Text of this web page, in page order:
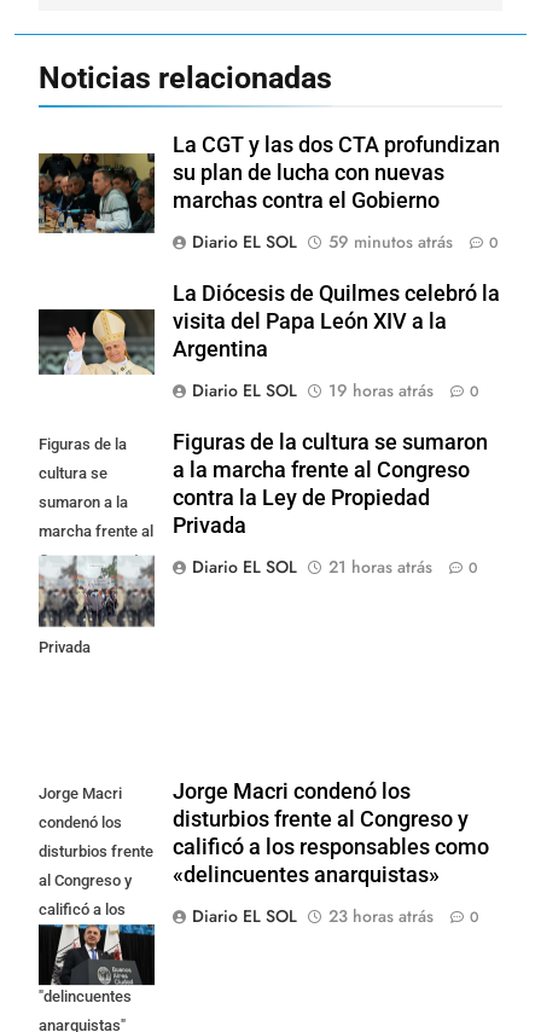
Noticias relacionadas
La CGT y las dos CTA profundizan
su plan de lucha con nuevas
marchas contra el Gobierno
Diario EL SOL
59 minutos atrás 0
La Diócesis de Quilmes celebró la
visita del Papa León XIV a la
Argentina
Diario EL SOL
19 horas atrás 0
Figuras de la
cultura se
sumaron a la
marcha frente al
Congreso contra
la Ley de
Propiedad
Privada
Figuras de la cultura se sumaron
a la marcha frente al Congreso
contra la Ley de Propiedad
Privada
Diario EL SOL
21 horas atrás 0
Jorge Macri
condenó los
disturbios frente
al Congreso y
calificó a los
responsables
como
"delincuentes
anarquistas"
Jorge Macri condenó los
disturbios frente al Congreso y
calificó a los responsables como
«delincuentes anarquistas»
Diario EL SOL
23 horas atrás 0